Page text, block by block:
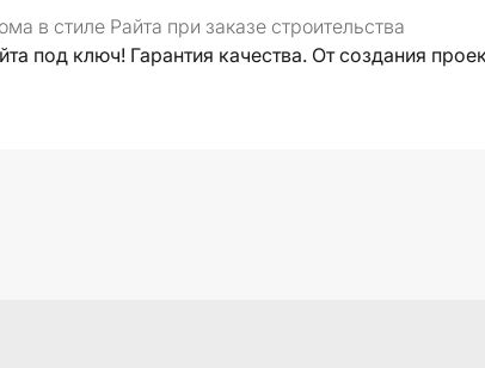
в стиле Райта при заказе строительства
под ключ! Гарантия качества. От создания